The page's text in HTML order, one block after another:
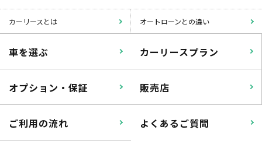
カーリースとは オートローンとの違い
車を選ぶ カーリースプラン
オプション・保証 販売店
ご利用の流れ よくあるご質問